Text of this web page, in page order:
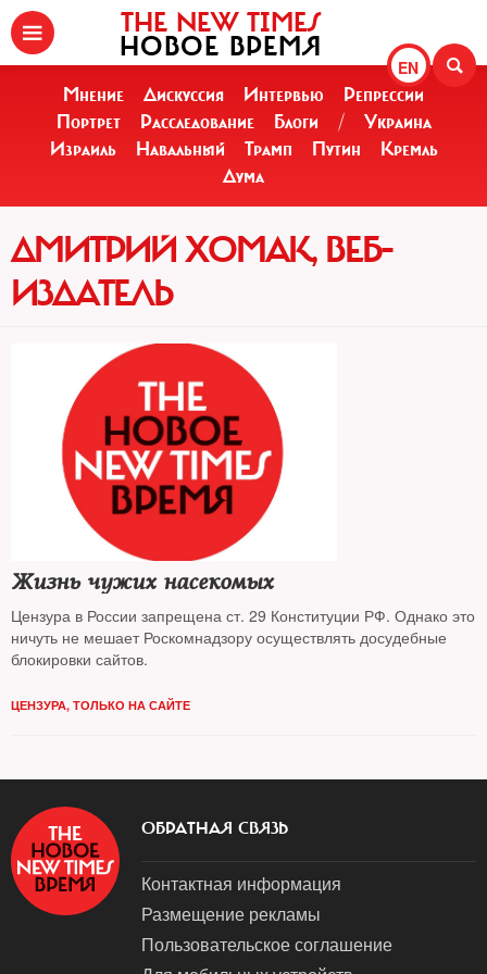
EN
THE NEW TIMES
НОВОЕ ВРЕМЯ
Мнение Дискуссия Интервью
Репрессии
Портрет
Расследование Блоги /
Украина
Израиль
Навальный Трамп Путин
Кремль
Дума
ДМИТРИЙ ХОМАК, ВЕБ-
ИЗДАТЕЛЬ
Жизнь чужих насекомых
Цензура в России запрещена ст. 29 Конституции РФ. Однако это
ничуть не мешает Роскомнадзору осуществлять досудебные
блокировки сайтов.
ЦЕНЗУРА, ТОЛЬКО НА САЙТЕ
ОБРАТНАЯ СВЯЗЬ
Контактная информация
Размещение рекламы
Пользовательское соглашение